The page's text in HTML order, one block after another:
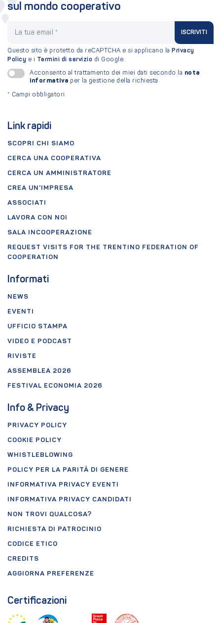
Link rapidi
SCOPRI CHI SIAMO
CERCA UNA COOPERATIVA
CERCA UN AMMINISTRATORE
CREA UN'IMPRESA
ASSOCIATI
LAVORA CON NOI
SALA INCOOPERAZIONE
REQUEST VISITS FOR THE TRENTINO FEDERATION OF
COOPERATION
Informati
NEWS
EVENTI
UFFICIO STAMPA
VIDEO E PODCAST
RIVISTE
ASSEMBLEA 2026
FESTIVAL ECONOMIA 2026
Info & Privacy
PRIVACY POLICY
COOKIE POLICY
WHISTLEBLOWING
POLICY PER LA PARITÀ DI GENERE
INFORMATIVA PRIVACY EVENTI
INFORMATIVA PRIVACY CANDIDATI
NON TROVI QUALCOSA?
RICHIESTA DI PATROCINIO
CODICE ETICO
CREDITS
AGGIORNA PREFERENZE
Certificazioni
sul mondo cooperativo
ISCRIVITI
Questo sito è protetto da reCAPTCHA e si applicano la Privacy
Policy e i Termini di servizio di Google.
Acconsento al trattamento dei miei dati secondo la nota
informativa per la gestione della richiesta.
* Campi obbligatori